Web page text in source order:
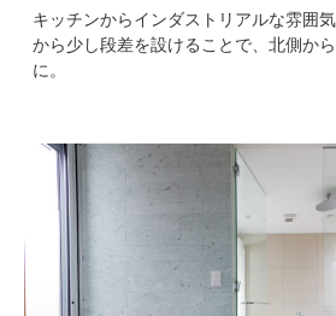
キッチンからインダストリアルな雰囲
から少し段差を設けることで、北側か
に。